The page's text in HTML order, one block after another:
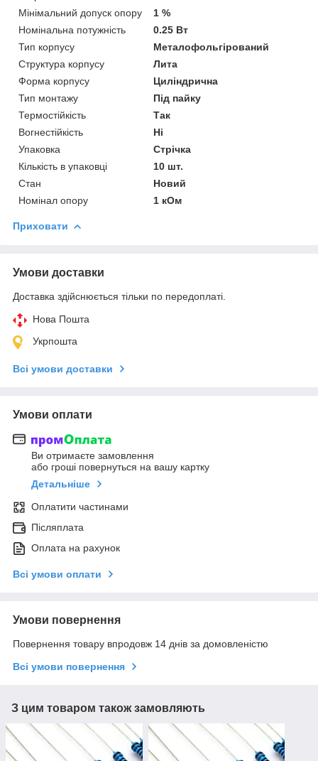
Мінімальний допуск опору
1 %
Номінальна потужність
0.25 Вт
Тип корпусу
Металофольгірований
Структура корпусу
Лита
Форма корпусу
Циліндрична
Тип монтажу
Під пайку
Термостійкість
Так
Вогнестійкість
Ні
Упаковка
Стрічка
Кількість в упаковці
10 шт.
Стан
Новий
Номінал опору
1 кОм
Приховати
Умови доставки
Доставка здійснюється тільки по передоплаті.
Нова Пошта
Укрпошта
Всі умови доставки
Умови оплати
Ви отримаєте замовлення
або гроші повернуться на вашу картку
Детальніше
Оплатити частинами
Післяплата
Оплата на рахунок
Всі умови оплати
Умови повернення
Повернення товару впродовж 14 днів за домовленістю
Всі умови повернення
З цим товаром також замовляють